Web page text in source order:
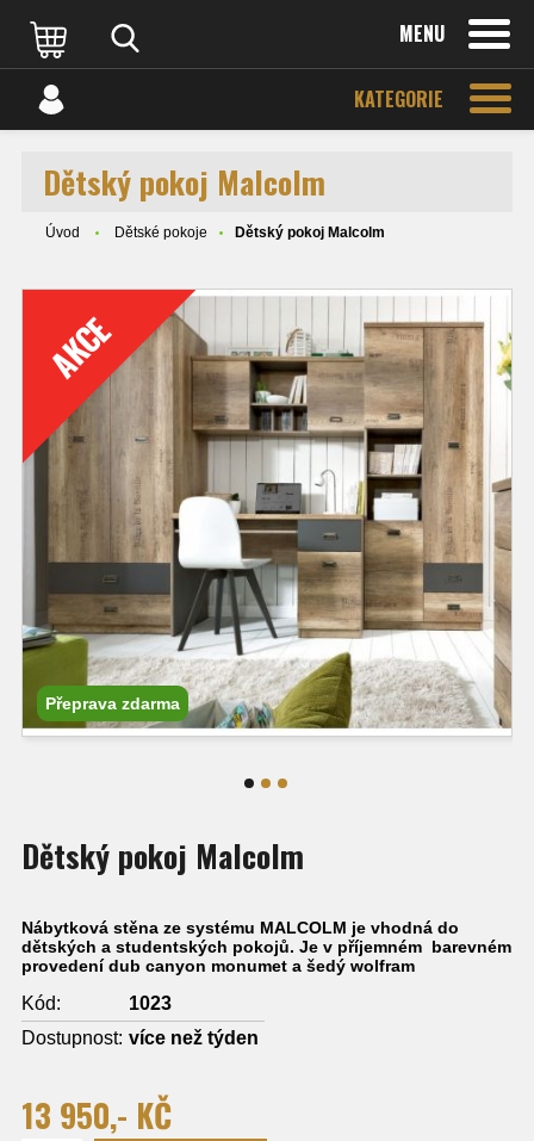
MENU
KATEGORIE
Dětský pokoj Malcolm
Úvod Dětské pokoje Dětský pokoj Malcolm
AKCE
Přeprava zdarma
Dětský pokoj Malcolm
Nábytková stěna ze systému MALCOLM je vhodná do
dětských a studentských pokojů. Je v příjemném barevném
provedení dub canyon monumet a šedý wolfram
Kód:
1023
Dostupnost: více než týden
13 950,- KČ